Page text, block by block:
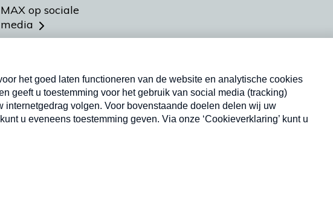
MAX op sociale
media
Meldpunt Actueel
Heel Holland Bakt
Nieuwsbrief
Neem hier een gratis abonnement op onze